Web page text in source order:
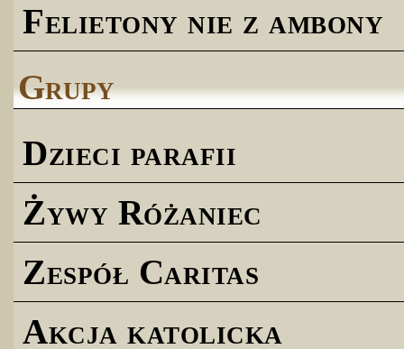
Felietony nie z ambony
Grupy
Dzieci parafii
Żywy Różaniec
Zespół Caritas
Akcja katolicka